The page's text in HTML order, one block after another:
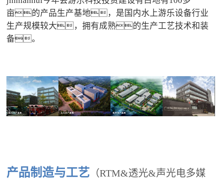
亩的产品生产基地，是国内水上游乐设备行业
生产规模较大，拥有成熟的生产工艺技术和装
备。
产品制造与工艺 （RTM&透光&声光电多媒